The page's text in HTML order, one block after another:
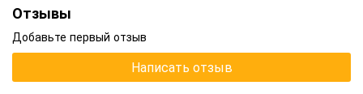
Отзывы
Добавьте первый отзыв
Написать отзыв